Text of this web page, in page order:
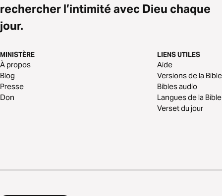
rechercher l’intimité avec Dieu chaque
jour.
MINISTÈRE
À propos
Blog
Presse
Don
LIENS UTILES
Aide
Versions de la Bible
Bibles audio
Langues de la Bible
Verset du jour